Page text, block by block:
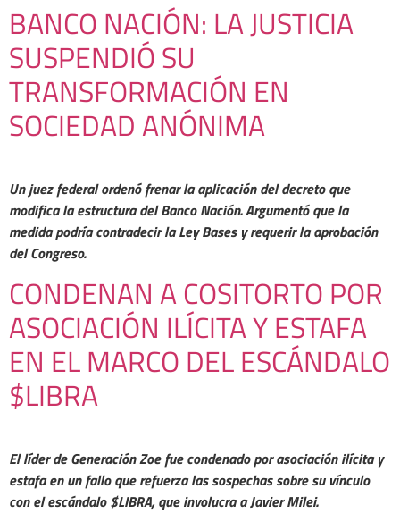
BANCO NACIÓN: LA JUSTICIA
SUSPENDIÓ SU
TRANSFORMACIÓN EN
SOCIEDAD ANÓNIMA
Un juez federal ordenó frenar la aplicación del decreto que
modifica la estructura del Banco Nación. Argumentó que la
medida podría contradecir la Ley Bases y requerir la aprobación
del Congreso.
CONDENAN A COSITORTO POR
ASOCIACIÓN ILÍCITA Y ESTAFA
EN EL MARCO DEL ESCÁNDALO
$LIBRA
El líder de Generación Zoe fue condenado por asociación ilícita y
estafa en un fallo que refuerza las sospechas sobre su vínculo
con el escándalo $LIBRA, que involucra a Javier Milei.